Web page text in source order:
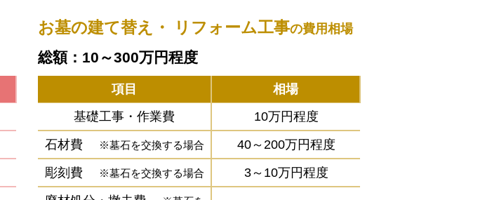
お墓の建て替え・ リフォーム工事の費用相場
総額：10～300万円程度
項目
相場
基礎工事・作業費
10万円程度
石材費
※墓石を交換する場合
40～200万円程度
彫刻費
※墓石を交換する場合
3～10万円程度